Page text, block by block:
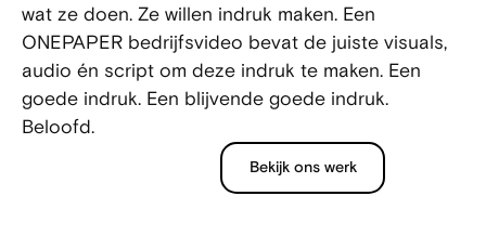
wat ze doen. Ze willen indruk maken. Een
ONEPAPER bedrijfsvideo bevat de juiste visuals,
audio én script om deze indruk te maken. Een
goede indruk. Een blijvende goede indruk.
Beloofd.
Bekijk ons werk